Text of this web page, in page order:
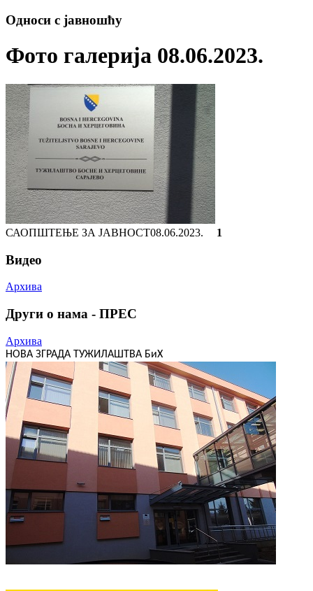
Односи с јавношћу
Фото галерија 08.06.2023.
САОПШТЕЊЕ ЗА ЈАВНОСТ08.06.2023. 1
Видео
Архива
Други о нама - ПРЕС
Архива
НОВА ЗГРАДА ТУЖИЛАШТВА БиХ